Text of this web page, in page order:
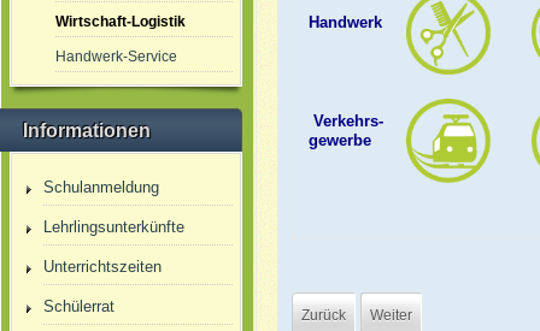
Wirtschaft-Logistik
Handwerk-Service
Informationen
Schulanmeldung
Lehrlingsunterkünfte
Unterrichtszeiten
Schülerrat
Handwerk
Verkehrs-
gewerbe
Zurück Weiter